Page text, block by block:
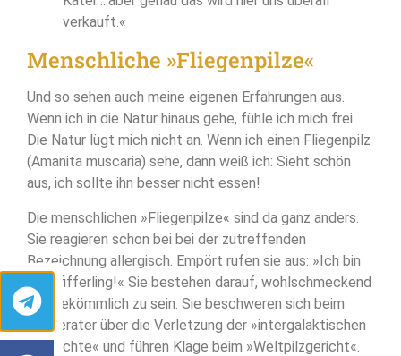
verkauft.«
Menschliche »Fliegenpilze«
Und so sehen auch meine eigenen Erfahrungen aus.
Wenn ich in die Natur hinaus gehe, fühle ich mich frei.
Die Natur lügt mich nicht an. Wenn ich einen Fliegenpilz
(Amanita muscaria) sehe, dann weiß ich: Sieht schön
aus, ich sollte ihn besser nicht essen!
Die menschlichen »Fliegenpilze« sind da ganz anders.
Sie reagieren schon bei bei der zutreffenden
Bezeichnung allergisch. Empört rufen sie aus: »Ich bin
ein Pfifferling!« Sie bestehen darauf, wohlschmeckend
und bekömmlich zu sein. Sie beschweren sich beim
Pilzberater über die Verletzung der »intergalaktischen
Pilzrechte« und führen Klage beim »Weltpilzgericht«.